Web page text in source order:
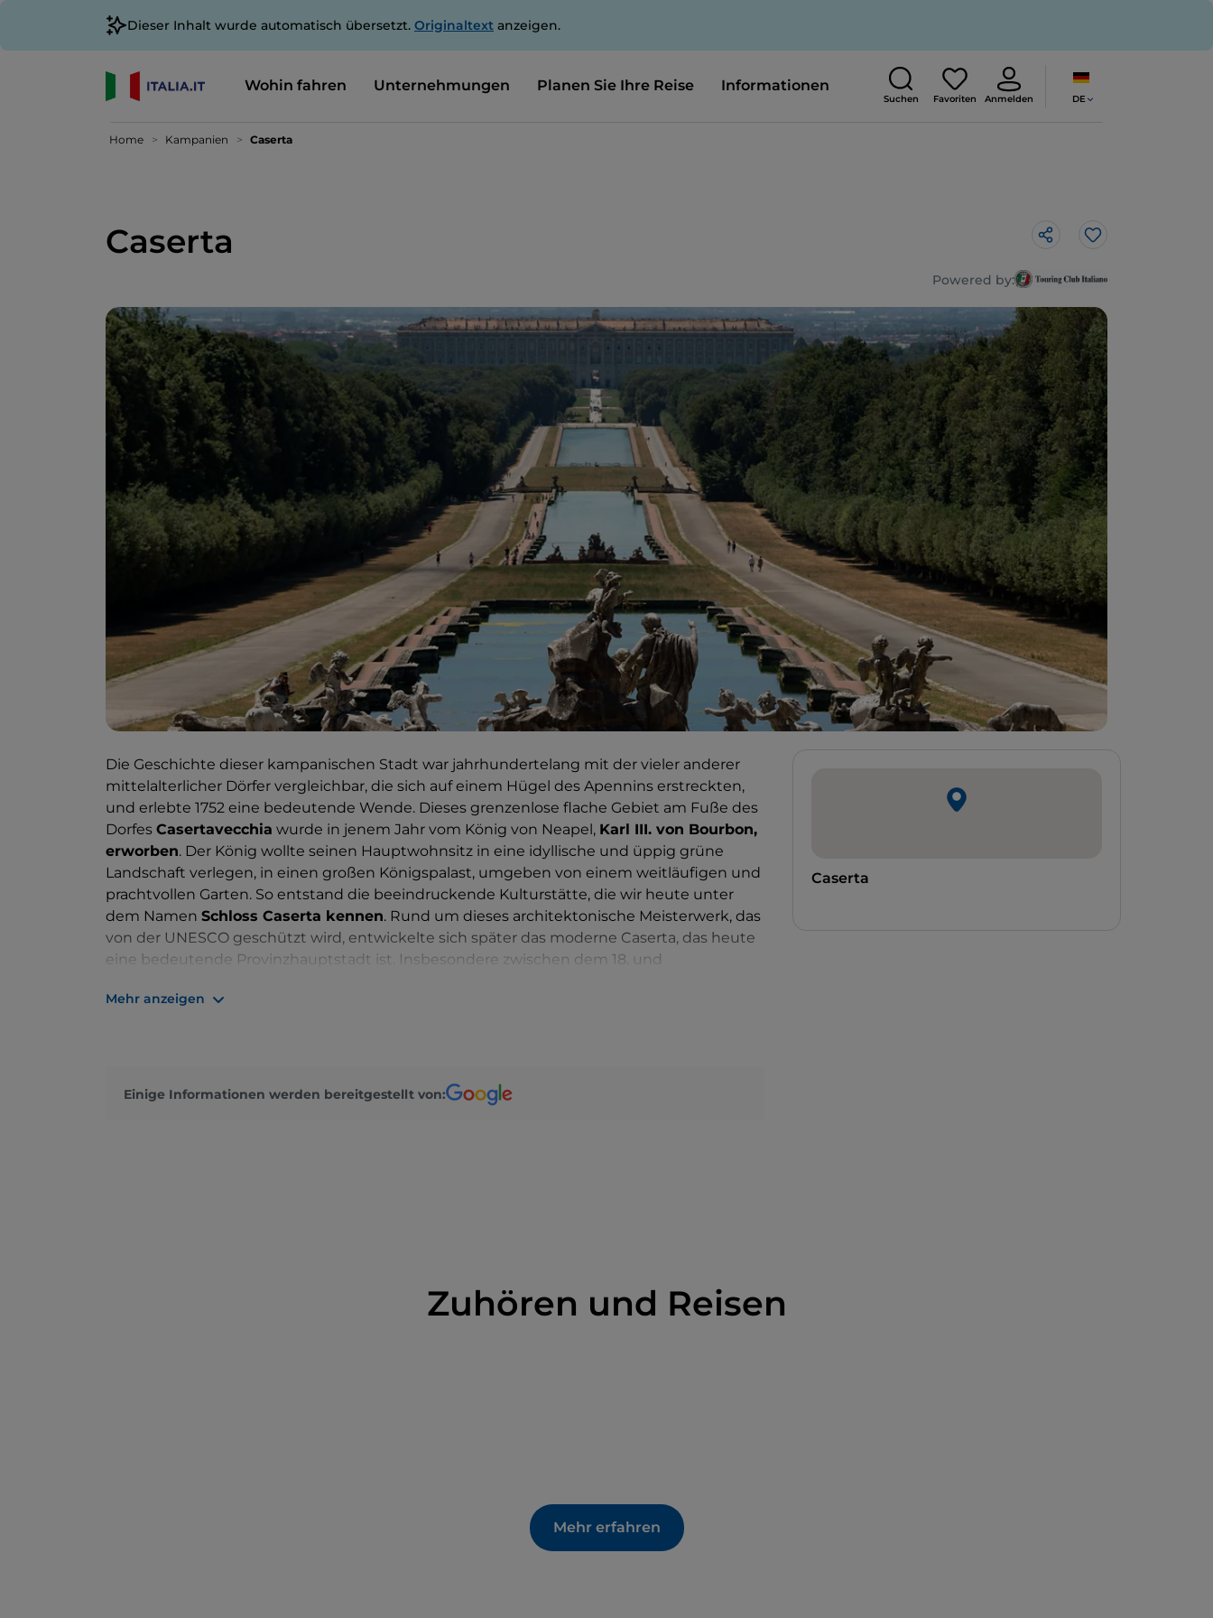
Dieser Inhalt wurde automatisch übersetzt. Originaltext anzeigen.
Wohin fahren Unternehmungen Planen Sie Ihre Reise Informationen
Suchen Favoriten Anmelden DE
Home Kampanien Caserta
Caserta Like
Powered by:
Die Geschichte dieser kampanischen Stadt war jahrhundertelang mit der vieler anderer
mittelalterlicher Dörfer vergleichbar, die sich auf einem Hügel des Apennins erstreckten,
und erlebte 1752 eine bedeutende Wende. Dieses grenzenlose flache Gebiet am Fuße des
Dorfes Casertavecchia wurde in jenem Jahr vom König von Neapel, Karl III. von Bourbon,
erworben. Der König wollte seinen Hauptwohnsitz in eine idyllische und üppig grüne
Landschaft verlegen, in einen großen Königspalast, umgeben von einem weitläufigen und
prachtvollen Garten. So entstand die beeindruckende Kulturstätte, die wir heute unter
dem Namen Schloss Caserta kennen. Rund um dieses architektonische Meisterwerk, das
von der UNESCO geschützt wird, entwickelte sich später das moderne Caserta, das heute
eine bedeutende Provinzhauptstadt ist. Insbesondere zwischen dem 18. und
Fußgängerzonen, monumentalen Plätzen und einer imposanten städtischen Kathedrale
Stadt – ein Muss für jeden Besucher. Auf der einen Seite entdecken Sie den
Leucio, ein unvollendeter industrieller Traum von Ferdinand IV. von Bourbon. Etwas weiter
Mehr anzeigen
Einige Informationen werden bereitgestellt von:
Caserta
Zuhören und Reisen
Mehr erfahren